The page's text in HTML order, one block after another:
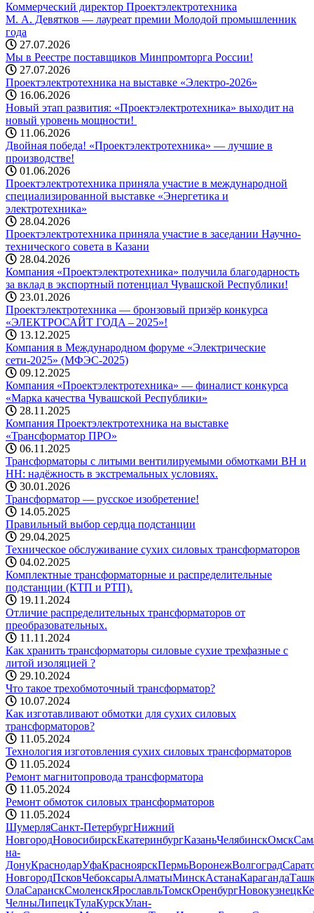
Коммерческий директор Проектэлектротехника
М. А. Девятков — лауреат премии Молодой промышленник
года
27.07.2026
Мы в Реестре поставщиков Минпромторга России!
27.07.2026
Проектэлектротехника на выставке «Электро-2026»
16.06.2026
Новый этап развития: «Проектэлектротехника» выходит на
новый уровень мощности! ️
11.06.2026
Двойная победа! «Проектэлектротехника» — лучшие в
производстве!
01.06.2026
Проектэлектротехника приняла участие в международной
специализированной выставке «Энергетика и
электротехника»
28.04.2026
Проектэлектротехника приняла участие в заседании Научно-
технического совета в Казани
28.04.2026
Компания «Проектэлектротехника» получила благодарность
за вклад в экспортный потенциал Чувашской Республики!
23.01.2026
Проектэлектротехника — бронзовый призёр конкурса
«ЭЛЕКТРОСАЙТ ГОДА – 2025»!
13.12.2025
Компания в Международном форуме «Электрические
сети-2025» (МФЭС-2025)
09.12.2025
Компания «Проектэлектротехника» — финалист конкурса
«Марка качества Чувашской Республики»
28.11.2025
Компания Проектэлектротехника на выставке
«Трансформатор ПРО»
06.11.2025
Трансформаторы с литыми вентилируемыми обмотками ВН и
НН: надёжность в экстремальных условиях.
30.01.2026
Трансформатор — русское изобретение!
14.05.2025
Правильный выбор сердца подстанции
29.04.2025
Техническое обслуживание сухих силовых трансформаторов
04.02.2025
Комплектные трансформаторные и распределительные
подстанции (КТП и РТП).
19.11.2024
Отличие распределительных трансформаторов от
преобразовательных.
11.11.2024
Как хранить трансформаторы силовые сухие трехфазные с
литой изоляцией ?
29.10.2024
Что такое трехобмоточный трансформатор?
10.07.2024
Как изготавливают обмотки для сухих силовых
трансформаторов?
11.05.2024
Технология изготовления сухих силовых трансформаторов
11.05.2024
Ремонт магнитопровода трансформатора
11.05.2024
Ремонт обмоток силовых трансформаторов
11.05.2024
ШумерляСанкт-ПетербургНижний
НовгородНовосибирскЕкатеринбургКазаньЧелябинскОмск
на-
ДонуКраснодарУфаКрасноярскПермьВоронежВолгоград
НовгородПсковЧебоксарыАлматыМинскАстанаКараганда
ОлаСаранскСмоленскЯрославльТомскОренбургНовокузнецк
ЧелныЛипецкТулаКурскУлан-